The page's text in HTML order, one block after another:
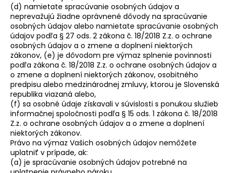
(d) namietate spracúvanie osobných údajov a
neprevažujú žiadne oprávnené dôvody na spracúvanie
osobných údajov alebo namietate spracúvanie osobných
údajov podľa § 27 ods. 2 zákona č. 18/2018 Z.z. o ochrane
osobných údajov a o zmene a doplnení niektorých
zákonov, (e) je dôvodom pre výmaz splnenie povinnosti
podľa zákona č. 18/2018 Z.z. o ochrane osobných údajov a
o zmene a doplnení niektorých zákonov, osobitného
predpisu alebo medzinárodnej zmluvy, ktorou je Slovenská
republika viazaná alebo,
(f) sa osobné údaje získavali v súvislosti s ponukou služieb
informačnej spoločnosti podľa § 15 ods. 1 zákona č. 18/2018
Z.z. o ochrane osobných údajov a o zmene a doplnení
niektorých zákonov.
Právo na výmaz Vašich osobných údajov nemôžete
uplatniť v prípade, ak:
(a) je spracúvanie osobných údajov potrebné na